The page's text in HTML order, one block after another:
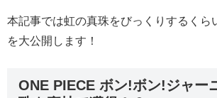
本記事では虹の真珠をびっくりするくら
を大公開します！
ONE PIECE ボン!ボン!ジャー